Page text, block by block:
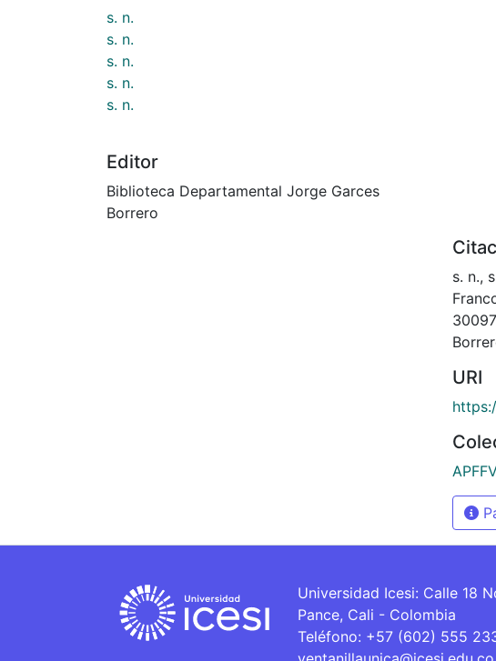
s. n.
s. n.
s. n.
s. n.
s. n.
Editor
Biblioteca Departamental Jorge Garces
Borrero
s. n.,
URI
Universidad Icesi: Calle 18
Pance, Cali - Colombia
Teléfono: +57 (602) 555